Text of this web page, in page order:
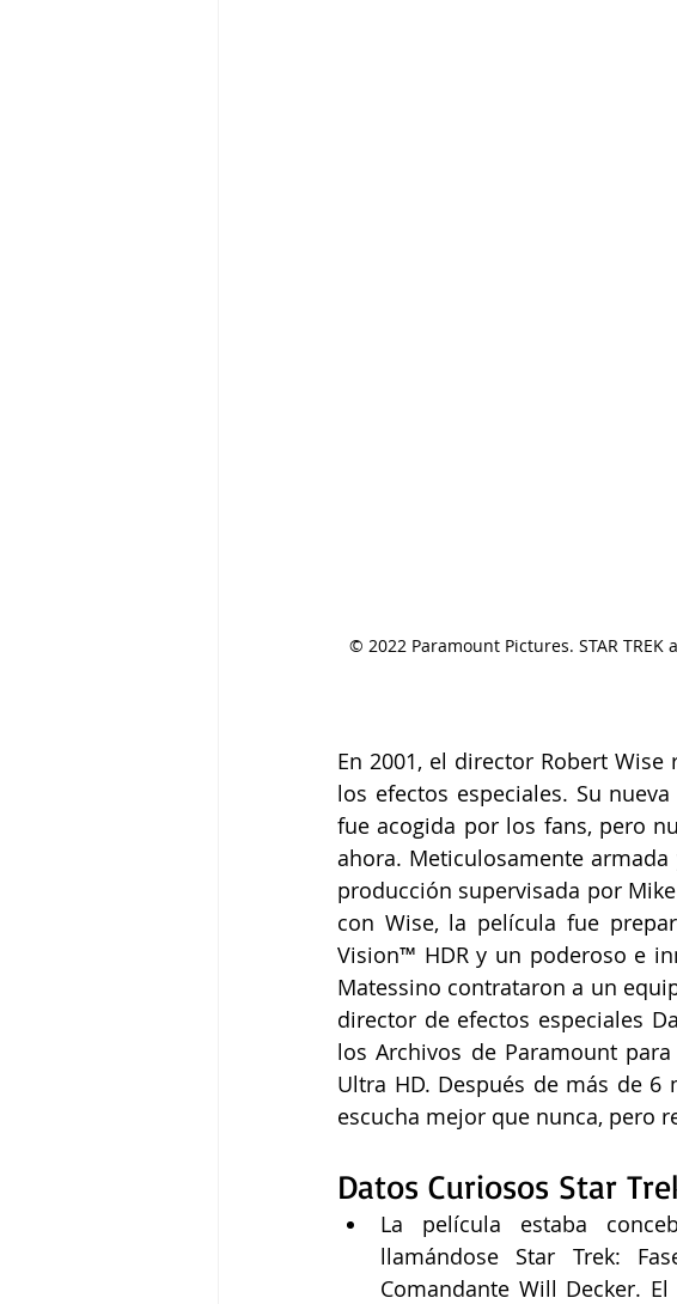
© 2022 Paramount Pictures. STAR
En 2001, el director Robert
los efectos especiales. Su
fue acogida por los fans, pero
ahora. Meticulosamente
producción supervisada por
con Wise, la película fue
Vision™ HDR y un poderoso e
Matessino contrataron a un
director de efectos especiales
los Archivos de Paramount
Ultra HD. Después de más de
escucha mejor que nunca, pero
Datos Curiosos Star
La película estaba
llamándose Star Trek:
Comandante Will Decker.